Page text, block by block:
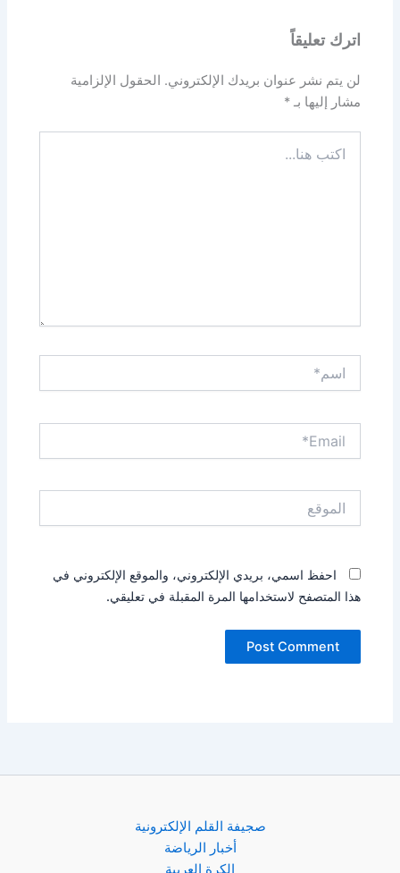
اترك تعليقاً
لن يتم نشر عنوان بريدك الإلكتروني. الحقول الإلزامية
مشار إليها بـ*
هنا...
احفظ اسمي، بريدي الإلكتروني، والموقع الإلكتروني في
هذا المتصفح لاستخدامها المرة المقبلة في تعليقي.
صجيفة القلم الإلكترونية
أخبار الرياضة